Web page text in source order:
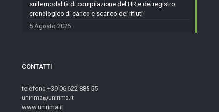
sulle modalità di compilazione del FIR e del registro
cronologico di carico e scarico dei rifiuti
5 Agosto 2026
CONTATTI
telefono +39 06 622 885 55
unirima@unirima.it
www.unirima.it